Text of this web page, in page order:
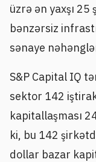
üzrə ən yaxşı 25
bənzərsiz
sənaye
S&P Capital IQ
sektor 142
kapitallaşması
ki, bu 142
dollar bazar